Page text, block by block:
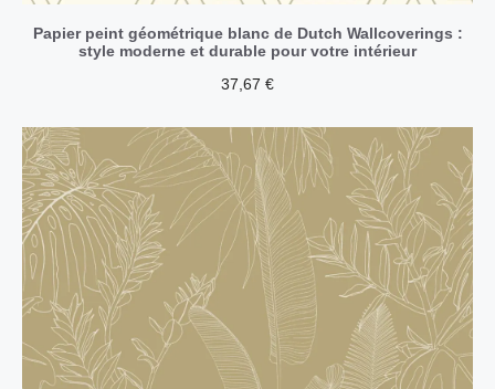
Papier peint géométrique blanc de Dutch Wallcoverings :
style moderne et durable pour votre intérieur
37,67 €